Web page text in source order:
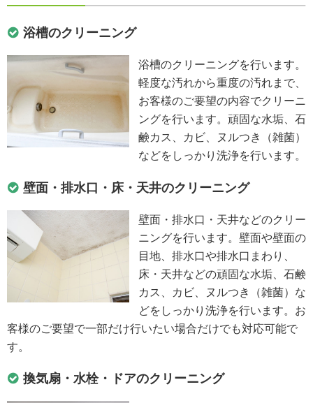
浴槽のクリーニング
浴槽のクリーニングを行います。
軽度な汚れから重度の汚れまで、
お客様のご要望の内容でクリーニ
ングを行います。頑固な水垢、石
鹸カス、カビ、ヌルつき（雑菌）
などをしっかり洗浄を行います。
壁面・排水口・床・天井のクリーニング
壁面・排水口・天井などのクリー
ニングを行います。壁面や壁面の
目地、排水口や排水口まわり、
床・天井などの頑固な水垢、石鹸
カス、カビ、ヌルつき（雑菌）な
どをしっかり洗浄を行います。お
客様のご要望で一部だけ行いたい場合だけでも対応可能で
す。
換気扇・水栓・ドアのクリーニング